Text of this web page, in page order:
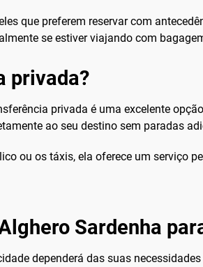
que preferem reservar com
se estiver viajando com
privada?
privada é uma excelente
ao seu destino sem paradas
ou os táxis, ela oferece um serviço
Sardenha
dependerá das suas